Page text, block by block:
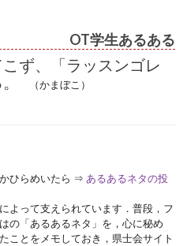
OT学生あるある
ず、「ラッスンゴレ
（かまぼこ）
ひらめいたら ⇒ あるあるネタの投
よって支えられています．普段，フ
の「あるあるネタ」を，心に秘め
ことをメモしておき，県士会サイト